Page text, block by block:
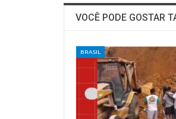
VOCÊ PODE GOSTAR
BRASIL